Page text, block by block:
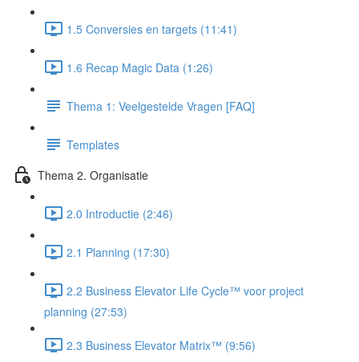
1.5 Conversies en targets (11:41)
1.6 Recap Magic Data (1:26)
Thema 1: Veelgestelde Vragen [FAQ]
Templates
Thema 2. Organisatie
2.0 Introductie (2:46)
2.1 Planning (17:30)
2.2 Business Elevator Life Cycle™ voor project
planning (27:53)
2.3 Business Elevator Matrix™ (9:56)